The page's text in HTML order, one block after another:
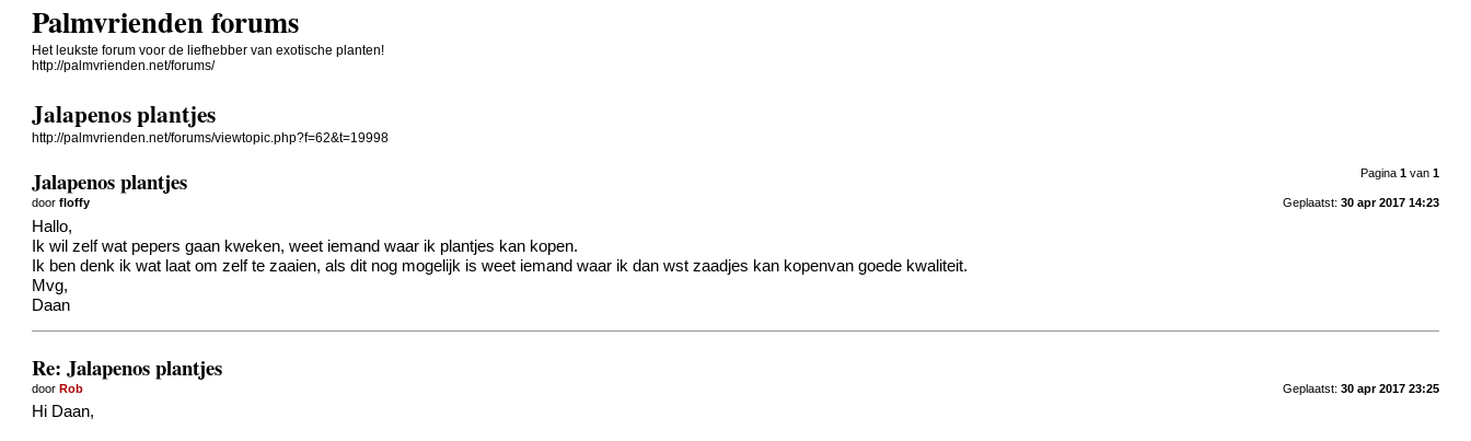
Palmvrienden forums
Het leukste forum voor de liefhebber van exotische planten!
http://palmvrienden.net/forums/
Jalapenos plantjes
http://palmvrienden.net/forums/viewtopic.php?f=62&t=19998
Pagina 1van 1
Jalapenos plantjes
Geplaatst: 30 apr 2017 14:23
doorfloffy
Hallo,
Ik wil zelf wat pepers gaan kweken, weet iemand waar ik plantjes kan kopen.
Ik ben denk ik wat laat om zelf te zaaien, als dit nog mogelijk is weet iemand waar ik dan wst zaadjes kan kopenvan goede kwaliteit.
Mvg,
Daan
Re: Jalapenos plantjes
Geplaatst: 30 apr 2017 23:25
doorRob
Hi Daan,